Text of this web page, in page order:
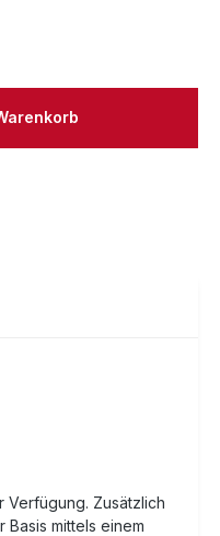
Wert
Verfügung. Zusätzlich
mittels einem